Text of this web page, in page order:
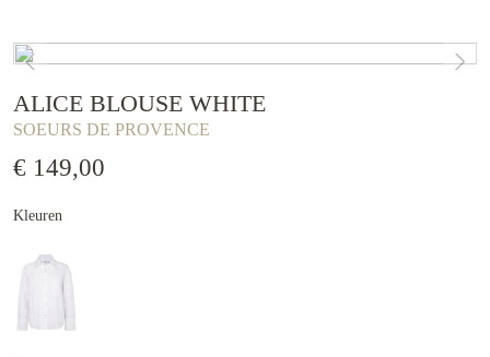
ALICE BLOUSE WHITE
SOEURS DE PROVENCE
€ 149,00
Kleuren